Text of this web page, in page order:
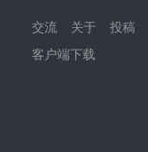
交流 关于
投稿
客户端下载